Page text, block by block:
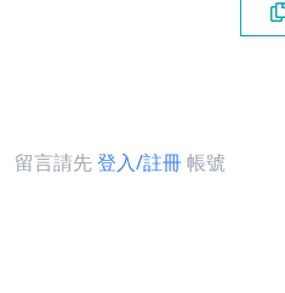
留言請先登入/註冊帳號